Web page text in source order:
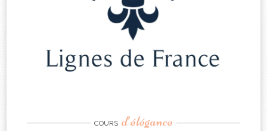
COURS d’élégance